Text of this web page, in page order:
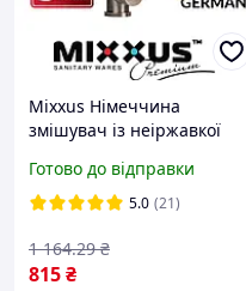
Mixxus Німеччина
змішувач із неіржавкої
гусаком
Готово до відправки
5.0 (21)
815₴
1 164.29 ₴